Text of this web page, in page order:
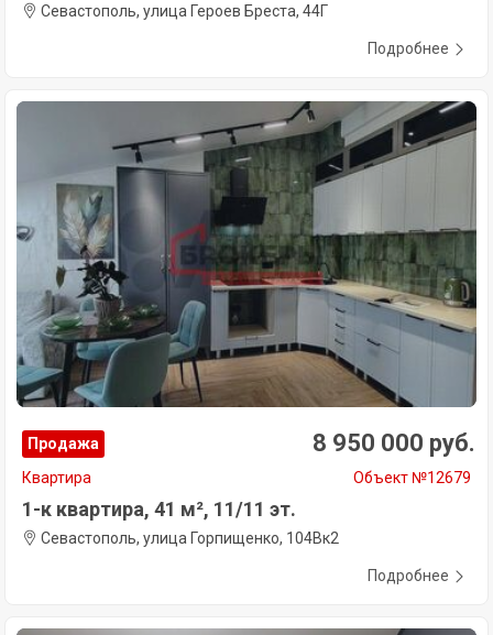
Севастополь, улица Героев Бреста, 44Г
Подробнее
Продажа 8 950 000 руб.
Квартира Объект №12679
1-к квартира, 41 м², 11/11 эт.
Севастополь, улица Горпищенко, 104Вк2
Подробнее